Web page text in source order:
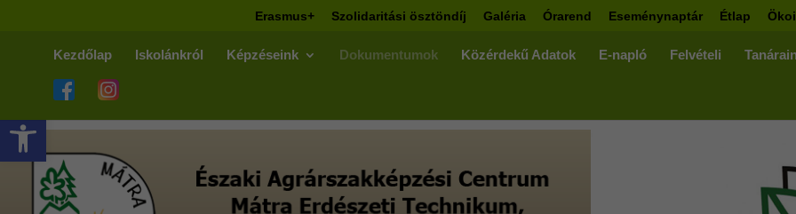
Eszköztár megnyitása
Erasmus+ Szolidaritási ösztöndíj Galéria Órarend Eseménynaptár Étlap
Kezdőlap Iskolánkról Képzéseink Dokumentumok Közérdekű Adatok E-napló Felvételi